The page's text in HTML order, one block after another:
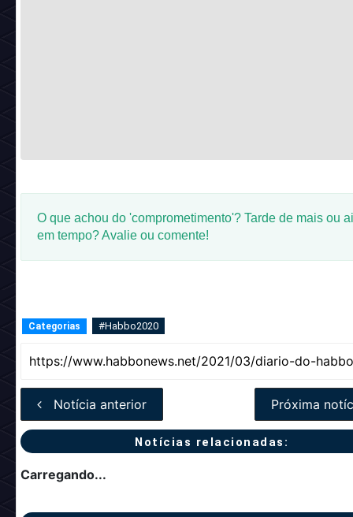
O que achou do 'comprometimento'? Tarde de mais ou
em tempo? Avalie ou comente!
Categorias #Habbo2020
Notícia anterior Próxima
Notícias relacionadas:
Carregando...